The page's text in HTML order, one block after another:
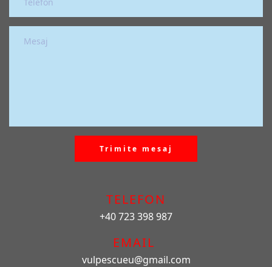
Trimite mesaj
TELEFON
+40 723 398 987
EMAIL
vulpescueu@gmail.com